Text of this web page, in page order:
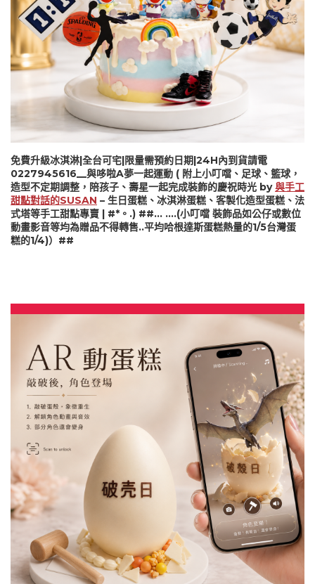
免費升級冰淇淋|全台可宅|限量需預約日期|24H內到貨請電
0227945616__與哆啦A夢一起運動 ( 附上小叮噹、足球、籃球，
造型不定期調整，陪孩子、壽星一起完成裝飾的慶祝時光 by與手工
甜點對話的SUSAN – 生日蛋糕、冰淇淋蛋糕、客製化造型蛋糕、法
式塔等手工甜點專賣 | #*。.) ##… ….(小叮噹 裝飾品如公仔或數位
動畫影音等均為贈品不得轉售..平均哈根達斯蛋糕熱量的1/5台灣蛋
糕的1/4)）##